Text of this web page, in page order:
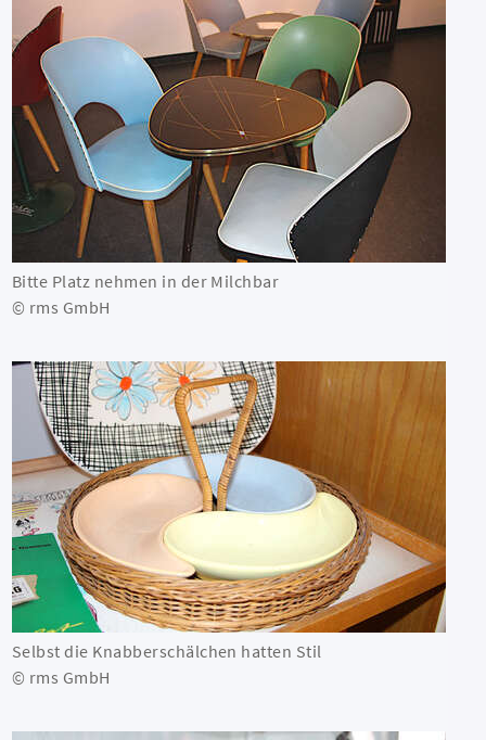
Bitte Platz nehmen in der Milchbar
© rms GmbH
Selbst die Knabberschälchen hatten Stil
© rms GmbH